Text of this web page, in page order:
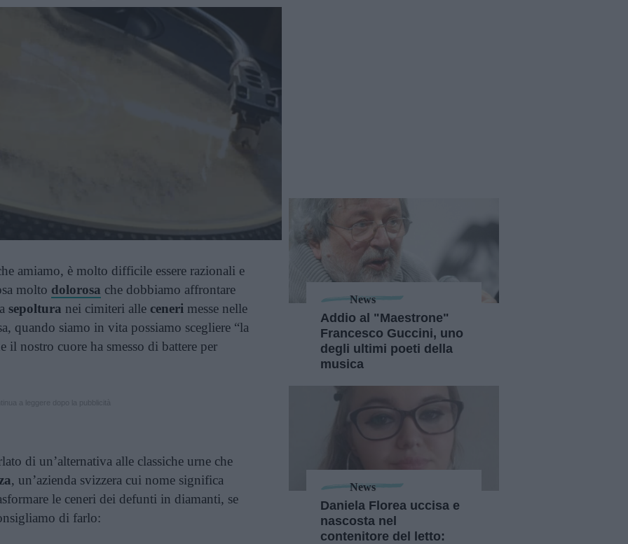
amiamo, è molto difficile essere razionali e
molto dolorosa che dobbiamo affrontare
sepoltura nei cimiteri alle ceneri messe nelle
quando siamo in vita possiamo scegliere “la
il nostro cuore ha smesso di battere per
di un’alternativa alle classiche urne che
, un’azienda svizzera cui nome significa
le ceneri dei defunti in diamanti, se
di farlo:
News
Addio al "Maestrone"
Francesco Guccini, uno
degli ultimi poeti della
musica
News
Daniela Florea uccisa e
nascosta nel
contenitore del letto: